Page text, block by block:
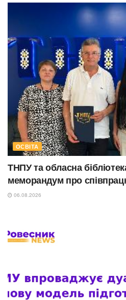
ОСВІТА
ТНПУ та обласна
меморандум про
06.08.2026